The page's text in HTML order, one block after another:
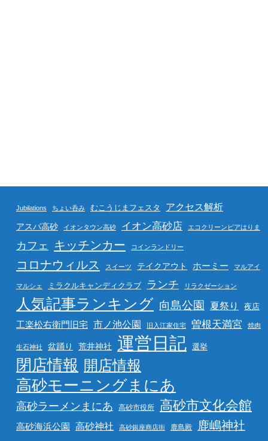
Jubilations ちょい呑み むこうじまフェスタ アクセス解析
アスパ高砂 イオンタウン高砂 イオン高砂店 エコクリーンピアはりま
カフェ キッチンカー コインランドリー
コロナウィルス スイーツ テイクアウト ホーミー マルアイ
マルシェ ミラクルキャンディクラブ ランチ リラクゼーション
人気記事ランキング 向島公園 夏祭り 夜店
工楽松右衛門旧宅 市ノ池公園 旧入江家住宅 曽根天満宮 焼肉
生石神社 盆踊り 荒井神社 運営日記 選挙
閉店情報 開店情報
高砂モーニングまにあ
高砂ラーメンまにあ 高砂市役所 高砂市文化会館
高砂海浜公園 高砂神社 高砂銀座商店街 鹿島殿 鹿嶋神社